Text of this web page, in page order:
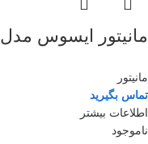
مانیتور ایسوس مدل VG279QR سایز 27 اینچ
مانیتور
تماس بگیرید
اطلاعات بیشتر
ناموجود